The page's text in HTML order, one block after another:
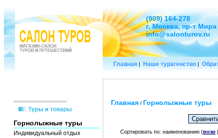
Горнолыжные туры
Индивидуальный отдых
Главная | Наше турагенство |
Главная / Горнолыжные туры
Сортировать по: наименованию (возр
(909) 164-278
г. Москва, пр-т Мира
info@salonturov.ru